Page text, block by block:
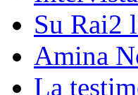
Su Rai2
Amina
La